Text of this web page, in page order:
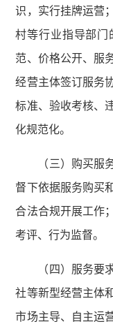
识，实行挂牌运营
村等行业指导部门
范、价格公开、服
经营主体签订服务
标准、验收考核、
化规范化。
（三）购买服
督下依据服务购买
合法合规开展工作
考评、行为监督。
（四）服务要
社等新型经营主体
市场主导、自主运